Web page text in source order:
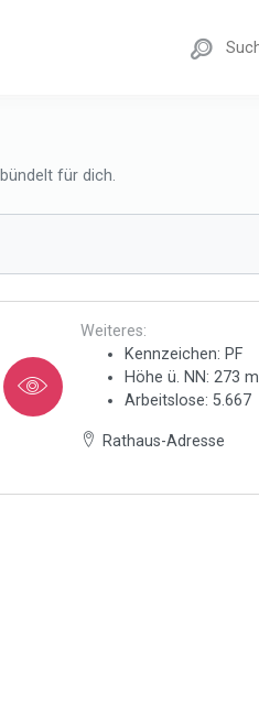
für dich.
Weiteres:
Kennzeichen: PF
Höhe ü. NN: 273 m
Arbeitslose: 5.667
Rathaus-Adresse